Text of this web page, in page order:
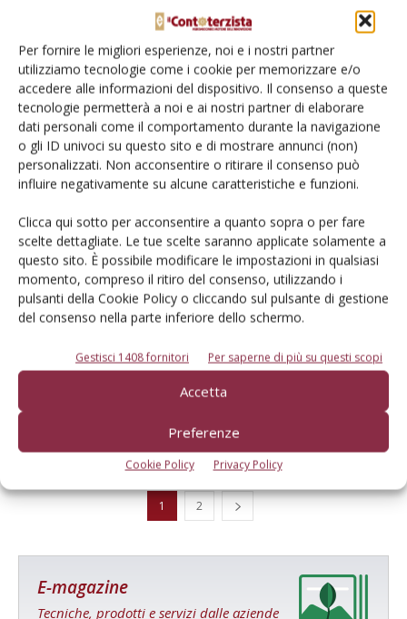
Per fornire le migliori esperienze, noi e i nostri partner
utilizziamo tecnologie come i cookie per memorizzare e/o
accedere alle informazioni del dispositivo. Il consenso a queste
tecnologie permetterà a noi e ai nostri partner di elaborare
dati personali come il comportamento durante la navigazione
o gli ID univoci su questo sito e di mostrare annunci (non)
personalizzati. Non acconsentire o ritirare il consenso può
influire negativamente su alcune caratteristiche e funzioni.
Clicca qui sotto per acconsentire a quanto sopra o per fare
scelte dettagliate. Le tue scelte saranno applicate solamente a
questo sito. È possibile modificare le impostazioni in qualsiasi
momento, compreso il ritiro del consenso, utilizzando i
pulsanti della Cookie Policy o cliccando sul pulsante di gestione
del consenso nella parte inferiore dello schermo.
Gestisci 1408 fornitori Per saperne di più su questi scopi
Accetta
Preferenze
Cookie Policy Privacy Policy
«Agricoltori, utilizzate i Psr per innovare»
Di Gianni Gnudi- 30 Novembre 2016
Il successo dei Tour Edagricole
30 Novembre 2016
1 2
E-magazine
Tecniche, prodotti e servizi dalle aziende